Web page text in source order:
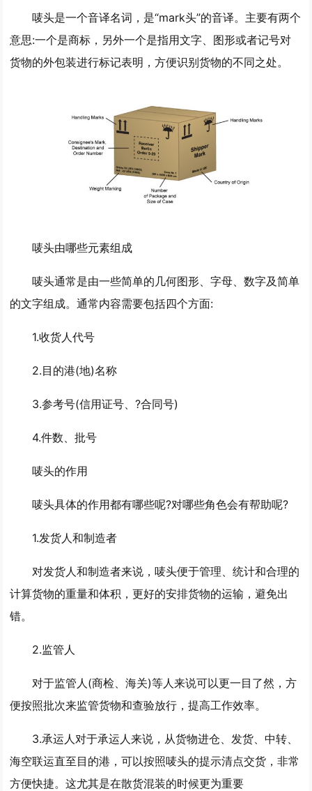
唛头是一个音译名词，是“mark头”的音译。主要有两个
意思:一个是商标，另外一个是指用文字、图形或者记号对
货物的外包装进行标记表明，方便识别货物的不同之处。
唛头由哪些元素组成
唛头通常是由一些简单的几何图形、字母、数字及简单
的文字组成。通常内容需要包括四个方面:
1.收货人代号
2.目的港(地)名称
3.参考号(信用证号、?合同号)
4.件数、批号
唛头的作用
唛头具体的作用都有哪些呢?对哪些角色会有帮助呢?
1.发货人和制造者
对发货人和制造者来说，唛头便于管理、统计和合理的
计算货物的重量和体积，更好的安排货物的运输，避免出
错。
2.监管人
对于监管人(商检、海关)等人来说可以更一目了然，方
便按照批次来监管货物和查验放行，提高工作效率。
3.承运人对于承运人来说，从货物进仓、发货、中转、
海空联运直至目的港，可以按照唛头的提示清点交货，非常
方便快捷。这尤其是在散货混装的时候更为重要